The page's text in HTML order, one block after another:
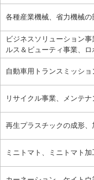
各種産業機械、省力機械
ビジネスソリューション
ルス＆ビューティ事業、
自動車用トランスミッシ
リサイクル事業、メンテ
再生プラスチックの成形、
ミニトマト、ミニトマト